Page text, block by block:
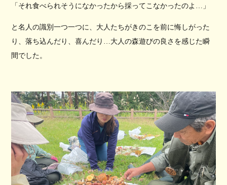
「それ食べられそうになかったから採ってこなかったのよ…」
と名人の識別一つ一つに、大人たちがきのこを前に悔しがった
り、落ち込んだり、喜んだり…大人の森遊びの良さを感じた瞬
間でした。